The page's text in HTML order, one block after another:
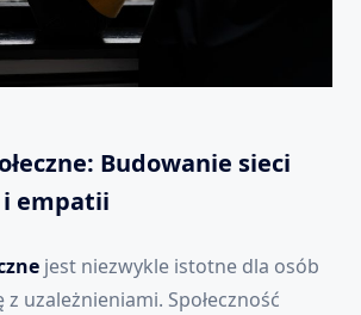
Budowanie sieci
empatii
jest niezwykle istotne dla osób
uzależnieniami. Społeczność